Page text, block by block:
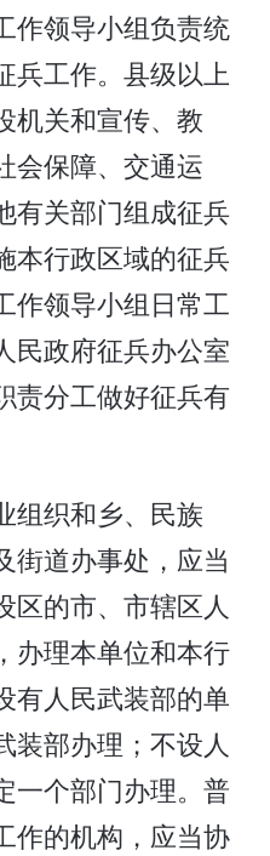
作领导小组负责统
兵工作。县级以上
机关和宣传、教
会保障、交通运
有关部门组成征兵
本行政区域的征兵
作领导小组日常工
民政府征兵办公室
责分工做好征兵有
组织和乡、民族
街道办事处，应当
区的市、市辖区人
办理本单位和本行
有人民武装部的单
装部办理；不设人
一个部门办理。普
作的机构，应当协